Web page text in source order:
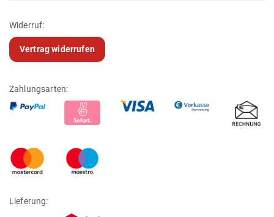
Widerruf:
Vertrag widerrufen
Zahlungsarten:
Lieferung: